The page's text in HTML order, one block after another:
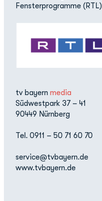
Fensterprogramme (RTL)
tv bayern media
Südwestpark 37 – 41
90449 Nürnberg
Tel. 0911 – 50 71 60 70
service@tvbayern.de
www.tvbayern.de